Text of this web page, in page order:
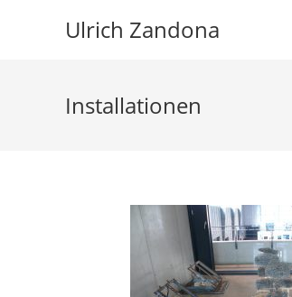
Ulrich Zandona
Installationen